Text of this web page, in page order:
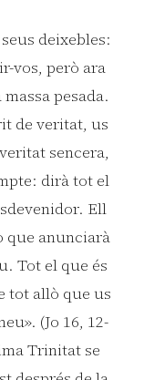
deixebles:
vos, però ara
pesada.
de veritat, us
sencera,
dirà tot el
Ell
que anunciarà
Tot el que és
tot allò que us
(Jo 16, 12-
Trinitat se